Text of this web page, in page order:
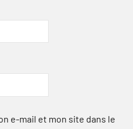
e-mail et mon site dans le